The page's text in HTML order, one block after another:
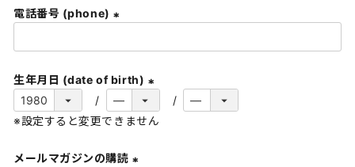
電話番号 (phone)
必
須
)
生年月日 (date of birth)
(
必
※設定すると変更できません
メールマガジンの購読